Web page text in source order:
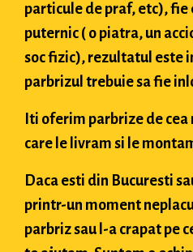
particule de praf, etc), fie
puternic ( o piatra, un
soc fizic), rezultatul este
parbrizul trebuie sa fie
Iti oferim parbrize de
care le livram si le
Daca esti din Bucuresti
printr-un moment
parbriz sau l-a crapat pe